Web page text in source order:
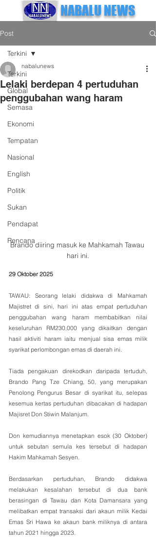
NABALU NEWS
Post
Terkini
Global
Semasa
Ekonomi
Tempatan
Nasional
English
Politik
Sukan
Pendapat
Rencana
Terkini
Lelaki berdepan 4 pertuduhan
penggubahan wang haram
nabalunews
Brando diiring masuk ke Mahkamah Tawau
hari ini.
29 Oktober 2025
TAWAU: Seorang lelaki didakwa di Mahkamah
Majistret di sini, hari ini atas empat pertuduhan
penggubahan wang haram membabitkan nilai
keseluruhan RM230,000 yang dikaitkan dengan
hasil aktiviti haram iaitu menjual sisa emas milik
syarikat perlombongan emas di daerah ini.
Tiada pengakuan direkodkan daripada tertuduh,
Brando Pang Tze Chiang, 50, yang merupakan
Penolong Pengurus Besar di syarikat itu, selepas
kesemua kertas pertuduhan dibacakan di hadapan
Majisret Don Stiwin Malanjum.
Don kemudiannya menetapkan esok (30 Oktober)
untuk sebutan semula kes tersebut di hadapan
Hakim Mahkamah Sesyen.
Berdasarkan pertuduhan, Brando didakwa
melakukan kesalahan tersebut di dua bank
berasingan di Tawau dan Kota Damansara yang
melibatkan empat transaksi dari akaun milik Kedai
Emas Sri Hawa ke akaun bank miliknya di antara
tahun 2021 hingga 2023.